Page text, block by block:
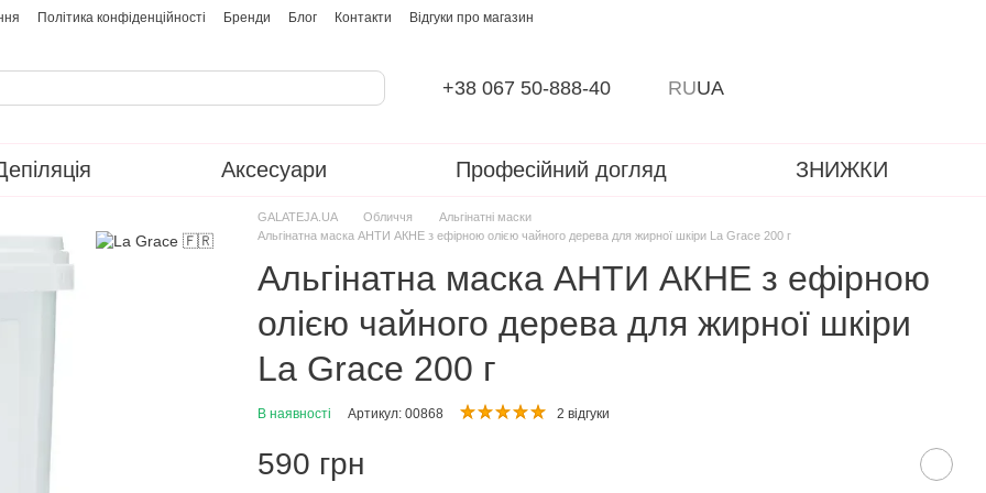
Політика конфіденційності Бренди Блог Контакти Відгуки про магазин
+38 067 50-888-40 RUUA
Аксесуари Професійний догляд ЗНИЖКИ
GALATEJA.UA Обличчя
Альгінатні маски
Альгінатна маска АНТИ АКНЕ з ефірною олією чайного дерева для жирної шкіри La Grace 200 г
Альгінатна маска АНТИ АКНЕ з ефірною
олією чайного дерева для жирної шкіри
La Grace 200 г
В наявності Артикул: 00868 2 відгуки
590 грн